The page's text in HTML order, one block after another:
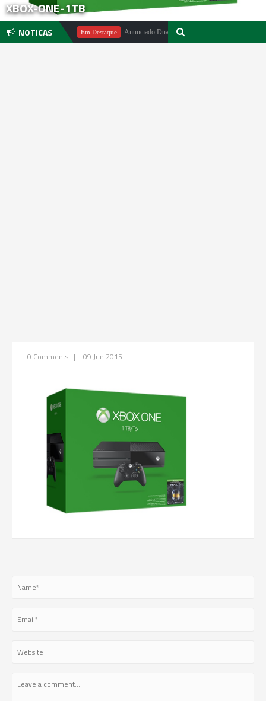
XBOX-ONE-1TB
NOTICAS
Pachter Em Destaque Anunciado DualSense The Last of Us Limited Edition
0 Comments | 09 Jun 2015